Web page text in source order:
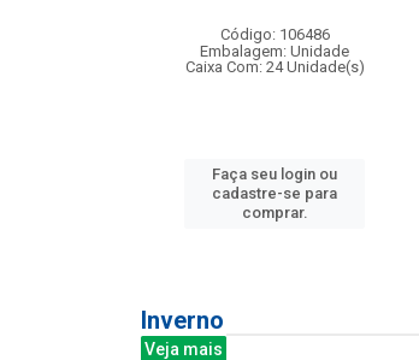
Código: 106486
Embalagem: Unidade
Caixa Com: 24 Unidade(s)
Faça seu login ou
cadastre-se para
comprar.
Inverno
Veja mais